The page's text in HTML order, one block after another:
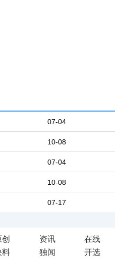
07-04
10-08
07-04
10-08
07-17
创 资讯
在线
料 独闻 开选